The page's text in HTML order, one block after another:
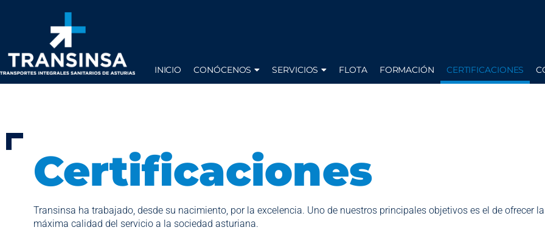
INICIO CONÓCENOS SERVICIOS FLOTA FORMACIÓN CERTIFICACIONES
Certificaciones
Transinsa ha trabajado, desde su nacimiento, por la excelencia. Uno de nuestros principales objetivos es el de ofrecer la
máxima calidad del servicio a la sociedad asturiana.